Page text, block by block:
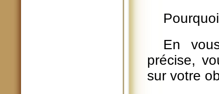
En
précise,
sur votre